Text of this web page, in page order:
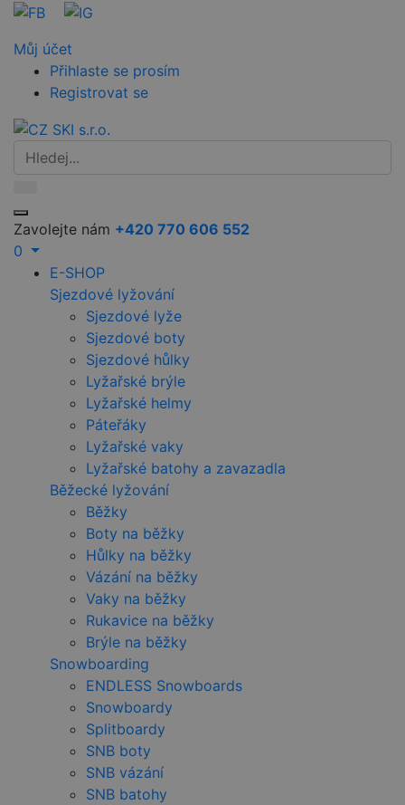
Můj účet
Přihlaste se prosím
Registrovat se
Zavolejte nám +420 770 606 552
0
E-SHOP
Sjezdové lyžování
Sjezdové lyže
Sjezdové boty
Sjezdové hůlky
Lyžařské brýle
Lyžařské helmy
Páteřáky
Lyžařské vaky
Lyžařské batohy a zavazadla
Běžecké lyžování
Běžky
Boty na běžky
Hůlky na běžky
Vázání na běžky
Vaky na běžky
Rukavice na běžky
Brýle na běžky
Snowboarding
ENDLESS Snowboards
Snowboardy
Splitboardy
SNB boty
SNB vázání
SNB batohy